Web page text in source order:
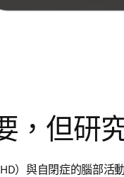
，但研
）與自閉症的腦部